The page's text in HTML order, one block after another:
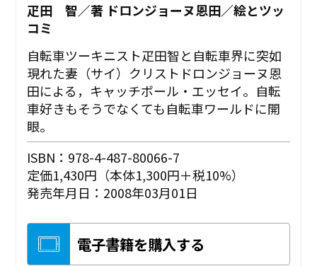
疋田 智／著 ドロンジョーヌ恩田／絵とツッ
コミ
自転車ツーキニスト疋田智と自転車界に突如
現れた妻（サイ）クリストドロンジョーヌ恩
田による，キャッチボール・エッセイ。自転
車好きもそうでなくても自転車ワールドに開
眼。
ISBN：978-4-487-80066-7
定価1,430円（本体1,300円＋税10%）
発売年月日：2008年03月01日
電子書籍を購入する